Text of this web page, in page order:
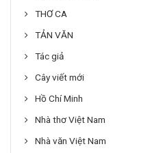
THƠ CA
TẢN VĂN
Tác giả
Cây viết mới
Hồ Chí Minh
Nhà thơ Việt Nam
Nhà văn Việt Nam